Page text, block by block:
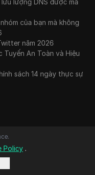
lượng DNS được mã
của bạn mà không
năm 2026
Tuyến An Toàn và Hiệu
sách 14 ngày thực sự
Policy .